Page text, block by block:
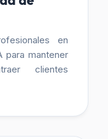
en
para mantener
clientes